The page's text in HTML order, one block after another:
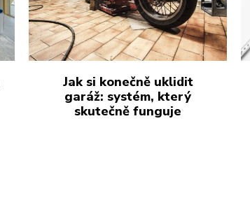
Jak si konečně uklidit
garáž: systém, který
skutečně funguje